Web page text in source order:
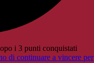
i 3 punti conquistati
di continuare a vincere per